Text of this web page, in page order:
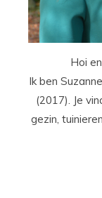
Hoi
Ik ben
(2017). Je
gezin,